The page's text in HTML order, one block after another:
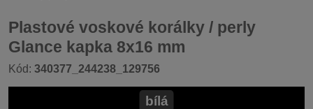
Plastové voskové korálky / perly
Glance kapka 8x16 mm
Kód: 340377_244238_129756
bílá